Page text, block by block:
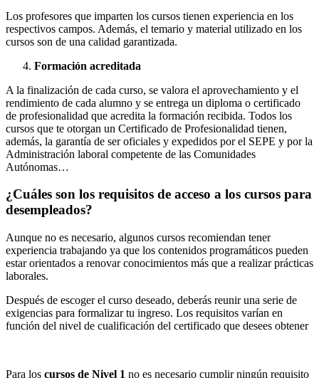
Los profesores que imparten los cursos tienen experiencia en los
respectivos campos. Además, el temario y material utilizado en los
cursos son de una calidad garantizada.
Formación acreditada
A la finalización de cada curso, se valora el aprovechamiento y el
rendimiento de cada alumno y se entrega un diploma o certificado
de profesionalidad que acredita la formación recibida. Todos los
cursos que te otorgan un Certificado de Profesionalidad tienen,
además, la garantía de ser oficiales y expedidos por el SEPE y por la
Administración laboral competente de las Comunidades
Autónomas…
¿Cuáles son los requisitos de acceso a los cursos para
desempleados?
Aunque no es necesario, algunos cursos recomiendan tener
experiencia trabajando ya que los contenidos programáticos pueden
estar orientados a renovar conocimientos más que a realizar prácticas
laborales.
Después de escoger el curso deseado, deberás reunir una serie de
exigencias para formalizar tu ingreso. Los requisitos varían en
función del nivel de cualificación del certificado que desees obtener
Para los cursos de Nivel 1 no es necesario cumplir ningún requisito